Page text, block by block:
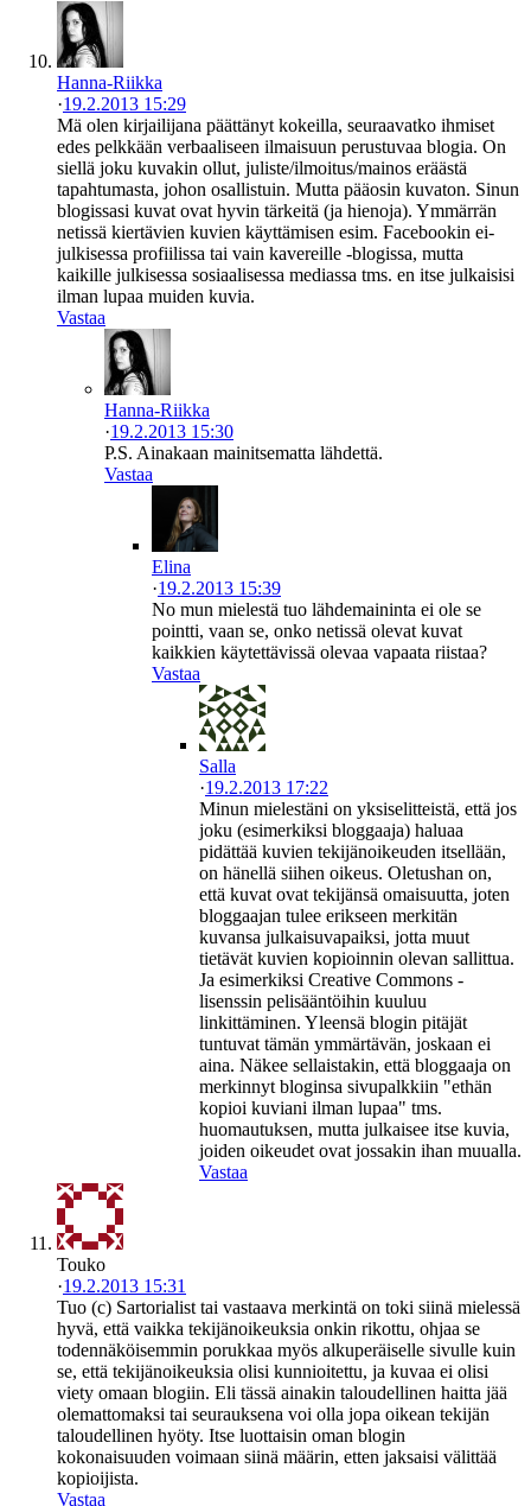
Hanna-Riikka
·19.2.2013 15:29
Mä olen kirjailijana päättänyt kokeilla, seuraavatko ihmiset
edes pelkkään verbaaliseen ilmaisuun perustuvaa blogia. On
siellä joku kuvakin ollut, juliste/ilmoitus/mainos eräästä
tapahtumasta, johon osallistuin. Mutta pääosin kuvaton. Sinun
blogissasi kuvat ovat hyvin tärkeitä (ja hienoja). Ymmärrän
netissä kiertävien kuvien käyttämisen esim. Facebookin ei-
julkisessa profiilissa tai vain kavereille -blogissa, mutta
kaikille julkisessa sosiaalisessa mediassa tms. en itse julkaisisi
ilman lupaa muiden kuvia.
Vastaa
Hanna-Riikka
·19.2.2013 15:30
P.S. Ainakaan mainitsematta lähdettä.
Vastaa
Elina
·19.2.2013 15:39
No mun mielestä tuo lähdemaininta ei ole se
pointti, vaan se, onko netissä olevat kuvat
kaikkien käytettävissä olevaa vapaata riistaa?
Vastaa
Salla
·19.2.2013 17:22
Minun mielestäni on yksiselitteistä, että jos
joku (esimerkiksi bloggaaja) haluaa
pidättää kuvien tekijänoikeuden itsellään,
on hänellä siihen oikeus. Oletushan on,
että kuvat ovat tekijänsä omaisuutta, joten
bloggaajan tulee erikseen merkitän
kuvansa julkaisuvapaiksi, jotta muut
tietävät kuvien kopioinnin olevan sallittua.
Ja esimerkiksi Creative Commons -
lisenssin pelisääntöihin kuuluu
linkittäminen. Yleensä blogin pitäjät
tuntuvat tämän ymmärtävän, joskaan ei
aina. Näkee sellaistakin, että bloggaaja on
merkinnyt bloginsa sivupalkkiin "ethän
kopioi kuviani ilman lupaa" tms.
huomautuksen, mutta julkaisee itse kuvia,
joiden oikeudet ovat jossakin ihan muualla.
Vastaa
Touko
·19.2.2013 15:31
Tuo (c) Sartorialist tai vastaava merkintä on toki siinä mielessä
hyvä, että vaikka tekijänoikeuksia onkin rikottu, ohjaa se
todennäköisemmin porukkaa myös alkuperäiselle sivulle kuin
se, että tekijänoikeuksia olisi kunnioitettu, ja kuvaa ei olisi
viety omaan blogiin. Eli tässä ainakin taloudellinen haitta jää
olemattomaksi tai seurauksena voi olla jopa oikean tekijän
taloudellinen hyöty. Itse luottaisin oman blogin
kokonaisuuden voimaan siinä määrin, etten jaksaisi välittää
kopioijista.
Vastaa